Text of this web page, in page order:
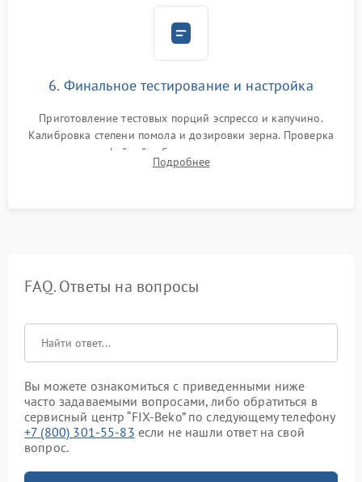
6. Финальное тестирование и настройка
Приготовление тестовых порций эспрессо и капучино.
Калибровка степени помола и дозировки зерна. Проверка
плотности кофейной таблетки, температуры напитка и
качества молочной пены. Контроль отсутствия посторонних
Подробнее
FAQ. Ответы на вопросы
Вы можете ознакомиться с приведенными ниже
часто задаваемыми вопросами, либо обратиться в
сервисный центр “FIX-Beko” по следующему телефону
+7 (800) 301-55-83 если не нашли ответ на свой
вопрос.